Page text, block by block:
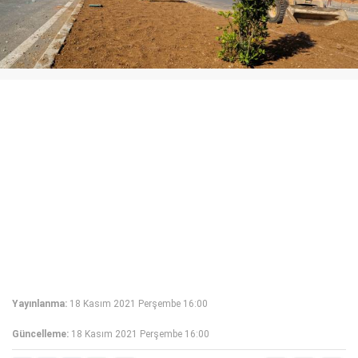
Yayınlanma: 18 Kasım 2021 Perşembe 16:00
Güncelleme: 18 Kasım 2021 Perşembe 16:00